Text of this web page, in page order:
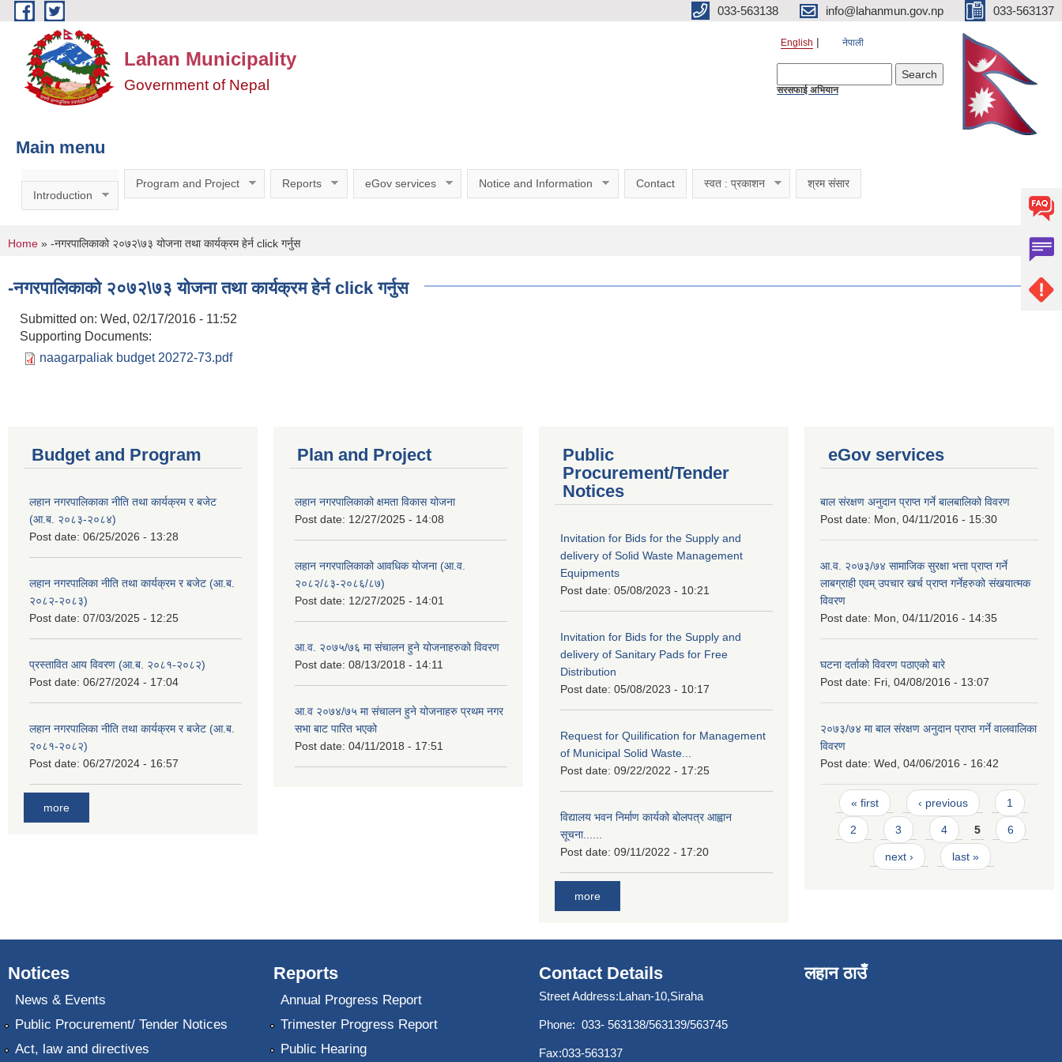
Skip to main content 033-563138 info@lahanmun.gov.np 033-563137
Lahan Municipality
Government of Nepal
English नेपाली
सरसफाई अभियान
Main menu
Introduction
Program and Project Reports eGov services Notice and Information Contact स्वत : प्रकाशन श्रम संसार
You are here
Home » -नगरपालिकाको २०७२\७३ योजना तथा कार्यक्रम हेर्न click गर्नुस
-नगरपालिकाको २०७२\७३ योजना तथा कार्यक्रम हेर्न click गर्नुस
Submitted on: Wed, 02/17/2016 - 11:52
Supporting Documents:
naagarpaliak budget 20272-73.pdf
Budget and Program
लहान नगरपालिकाका नीति तथा कार्यक्रम र बजेट
(आ.ब. २०८३-२०८४)
Post date: 06/25/2026 - 13:28
लहान नगरपालिका नीति तथा कार्यक्रम र बजेट (आ.ब.
२०८२-२०८३)
Post date: 07/03/2025 - 12:25
प्रस्तावित आय विवरण (आ.ब. २०८१-२०८२)
Post date: 06/27/2024 - 17:04
लहान नगरपालिका नीति तथा कार्यक्रम र बजेट (आ.ब.
२०८१-२०८२)
Post date: 06/27/2024 - 16:57
more
Plan and Project
लहान नगरपालिकाको क्षमता विकास योजना
Post date: 12/27/2025 - 14:08
लहान नगरपालिकाको आवधिक योजना (आ.व.
२०८२/८३-२०८६/८७)
Post date: 12/27/2025 - 14:01
आ.व. २०७५/७६ मा संचालन हुने योजनाहरुको विवरण
Post date: 08/13/2018 - 14:11
आ.व २०७४/७५ मा संचालन हुने योजनाहरु प्रथम नगर
सभा बाट पारित भएको
Post date: 04/11/2018 - 17:51
Public
Procurement/Tender
Notices
Invitation for Bids for the Supply and
delivery of Solid Waste Management
Equipments
Post date: 05/08/2023 - 10:21
Invitation for Bids for the Supply and
delivery of Sanitary Pads for Free
Distribution
Post date: 05/08/2023 - 10:17
Request for Quilification for Management
of Municipal Solid Waste...
Post date: 09/22/2022 - 17:25
विद्यालय भवन निर्माण कार्यको बोलपत्र आह्वान
सूचना......
Post date: 09/11/2022 - 17:20
more
eGov services
बाल संरक्षण अनुदान प्राप्त गर्ने बालबालिको विवरण
Post date: Mon, 04/11/2016 - 15:30
आ.व. २०७३/७४ सामाजिक सुरक्षा भत्ता प्राप्त गर्ने
लाबग्राही एवम् उपचार खर्च प्राप्त गर्नेहरुको संखयात्मक
विवरण
Post date: Mon, 04/11/2016 - 14:35
घटना दर्ताको विवरण पठाएको बारे
Post date: Fri, 04/08/2016 - 13:07
२०७३/७४ मा बाल संरक्षण अनुदान प्राप्त गर्ने वालवालिका
विवरण
Post date: Wed, 04/06/2016 - 16:42
Pages
« first ‹ previous 1
2 3 4 5 6
next › last »
Notices
News & Events
Public Procurement/ Tender Notices
Act, law and directives
Reports
Annual Progress Report
Trimester Progress Report
Public Hearing
Contact Details
Street Address:Lahan-10,Siraha
Phone: 033- 563138/563139/563745
Fax:033-563137
लहान ठाउँ